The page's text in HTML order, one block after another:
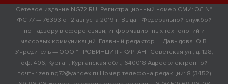
Сетевое издание NG72.RU. Регистрационный номер СМИ: ЭЛ №
ФС 77 — 76393 от 2 августа 2019 г. Выдан Федеральной службой
по надзору в сфере связи, информационных технологий и
массовых коммуникаций. Главный редактор — Давыдова Ю.В.
Учредитель — ООО "ПРОВИНЦИЯ - КУРГАН" Советская ул., д. 128,
оф. 406, Курган, Курганская обл., 640018 Адрес электронной
почты: zen.ng72@yandex.ru Номер телефона редакции: 8 (3452)